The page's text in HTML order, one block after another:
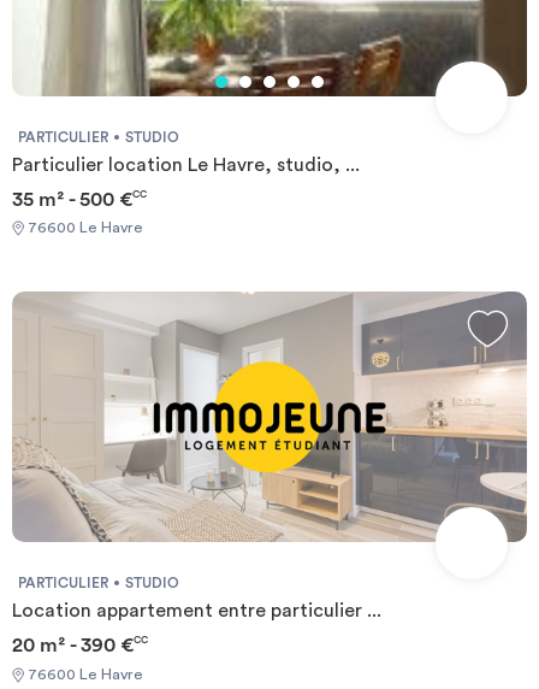
PARTICULIER STUDIO
Particulier location Le Havre, studio, ...
35 m² - 500 €CC
76600 Le Havre
PARTICULIER STUDIO
Location appartement entre particulier ...
20 m² - 390 €CC
76600 Le Havre